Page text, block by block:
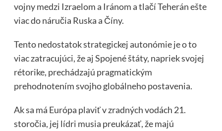
vojny medzi Izraelom a Iránom a tlačí Teherán ešte
viac do náručia Ruska a Číny.
Tento nedostatok strategickej autonómie je o to
viac zatracujúci, že aj Spojené štáty, napriek svojej
rétorike, prechádzajú pragmatickým
prehodnotením svojho globálneho postavenia.
Ak sa má Európa plaviť v zradných vodách 21.
storočia, jej lídri musia preukázať, že majú